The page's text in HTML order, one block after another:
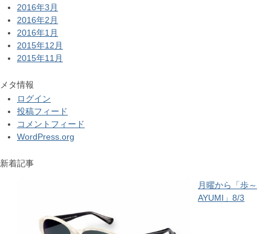
2016年3月
2016年2月
2016年1月
2015年12月
2015年11月
メタ情報
ログイン
投稿フィード
コメントフィード
WordPress.org
新着記事
月曜から「歩～
AYUMI」8/3